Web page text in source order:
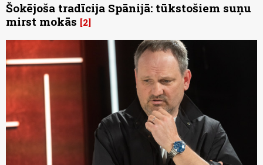
Šokējoša tradīcija Spānijā: tūkstošiem suņu
mirst mokās 2